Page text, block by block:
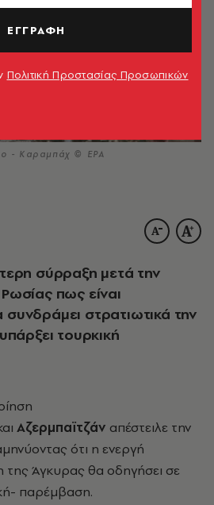
- Καραμπάχ © EPA
σύρραξη μετά την
πως είναι
στρατιωτικά την
τουρκική
Αζερμπαϊτζάν απέστειλε την
ότι η ενεργή
της Άγκυρας θα οδηγήσει σε
παρέμβαση.
ΕΓΓΡΑΦΗ
Πολιτική Προστασίας Προσωπικών